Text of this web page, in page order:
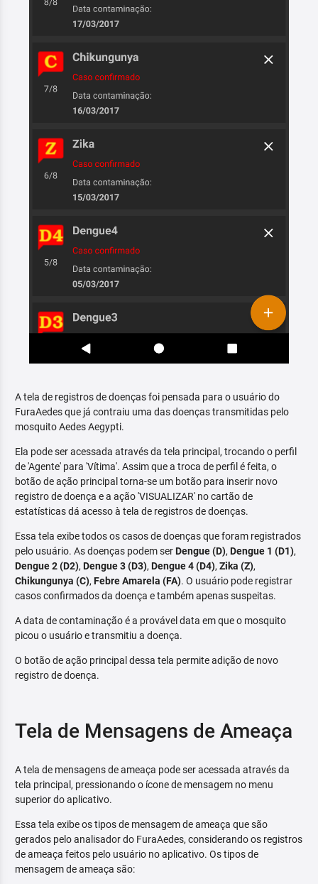
A tela de registros de doenças foi pensada para o usuário do
FuraAedes que já contraiu uma das doenças transmitidas pelo
mosquito Aedes Aegypti.
Ela pode ser acessada através da tela principal, trocando o perfil
de 'Agente' para 'Vítima'. Assim que a troca de perfil é feita, o
botão de ação principal torna-se um botão para inserir novo
registro de doença e a ação 'VISUALIZAR' no cartão de
estatísticas dá acesso à tela de registros de doenças.
Essa tela exibe todos os casos de doenças que foram registrados
pelo usuário. As doenças podem serDengue (D), Dengue 1 (D1),
Dengue 2 (D2), Dengue 3 (D3), Dengue 4 (D4), Zika (Z),
Chikungunya (C), Febre Amarela (FA). O usuário pode registrar
casos confirmados da doença e também apenas suspeitas.
A data de contaminação é a provável data em que o mosquito
picou o usuário e transmitiu a doença.
O botão de ação principal dessa tela permite adição de novo
registro de doença.
Tela de Mensagens de Ameaça
A tela de mensagens de ameaça pode ser acessada através da
tela principal, pressionando o ícone de mensagem no menu
superior do aplicativo.
Essa tela exibe os tipos de mensagem de ameaça que são
gerados pelo analisador do FuraAedes, considerando os registros
de ameaça feitos pelo usuário no aplicativo. Os tipos de
mensagem de ameaça são: